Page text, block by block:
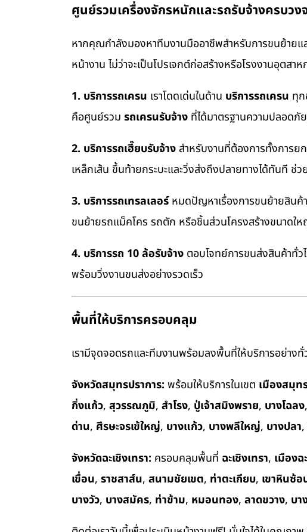
ศูนย์รวมเครื่องจักรหนักและรถรับจ้างครบวง
หากคุณกำลังมองหาทีมงานมืออาชีพสำหรับการขนย้าย
หน้างาน ไม่ว่าจะเป็นโปรเจกต์ก่อสร้างหรือโรงงานอุตส
1. บริการรถเครน เราโดดเด่นในด้าน บริการรถเครน ทุ
คือศูนย์รวม รถเครนรับจ้าง ที่ได้มาตรฐานความปลอด
2. บริการรถเฮี๊ยบรับจ้าง สำหรับงานที่ต้องการทั้งการย
เหล็กเส้น ขึ้นท้ายกระบะและวิ่งส่งถึงปลายทางได้ทันที ช่
3. บริการรถเทรลเลอร์หมดปัญหาเรื่องการขนย้ายสินค้
ขนย้ายรถแม็คโคร รถตัก หรือชิ้นส่วนโครงสร้างขนาดใ
4. บริการรถ 10 ล้อรับจ้าง ตอบโจทย์การขนส่งสินค้าทั่
พร้อมวิ่งงานขนส่งอย่างรวดเร็ว
พื้นที่ให้บริการครอบคลุม
เรามีจุดจอดรถและทีมงานพร้อมลงพื้นที่ให้บริการอย่าง
จังหวัดสมุทรปราการ: พร้อมให้บริการในเขต เมืองสมุท
กิ่งแก้ว, สุวรรณภูมิ, สำโรง, ปู่เจ้าสมิงพราย, บางโฉลง,
ด่าน, ศีรษะจรเข้ใหญ่, บางแก้ว, บางพลีใหญ่, บางปลา,
จังหวัดฉะเชิงเทรา: ครอบคลุมพื้นที่ ฉะเชิงเทรา, เมืองฉ
เขื่อน, ราชสาส์น, สนามชัยเขต, ท่าตะเกียบ, เขาหินซ้อ
บางวัว, บางสมัคร, ท่าข้าม, หมอนทอง, ลาดขวาง, บา